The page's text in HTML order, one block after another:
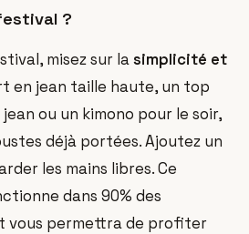
?
misez sur lasimplicité et
en jean taille haute, un top
ou un kimono pour le soir,
déjà portées. Ajoutez un
les mains libres. Ce
dans 90% des
vous permettra de profiter